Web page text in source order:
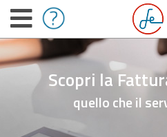
Scopri la
quello che il